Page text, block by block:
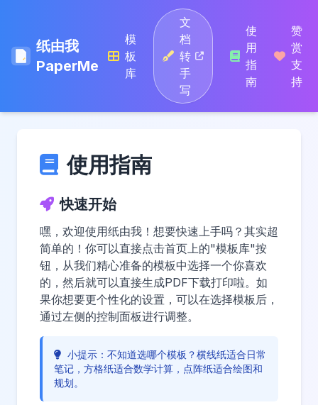
纸由我
PaperMe
模
板
库
文
档
转
手
写
使
用
指
南
赞
赏
支
持
使用指南
快速开始
嘿，欢迎使用纸由我！想要快速上手吗？其实超
简单的！你可以直接点击首页上的"模板库"按
钮，从我们精心准备的模板中选择一个你喜欢
的，然后就可以直接生成PDF下载打印啦。如
果你想要更个性化的设置，可以在选择模板后，
通过左侧的控制面板进行调整。
小提示：不知道选哪个模板？横线纸适合日常
笔记，方格纸适合数学计算，点阵纸适合绘图和
规划。